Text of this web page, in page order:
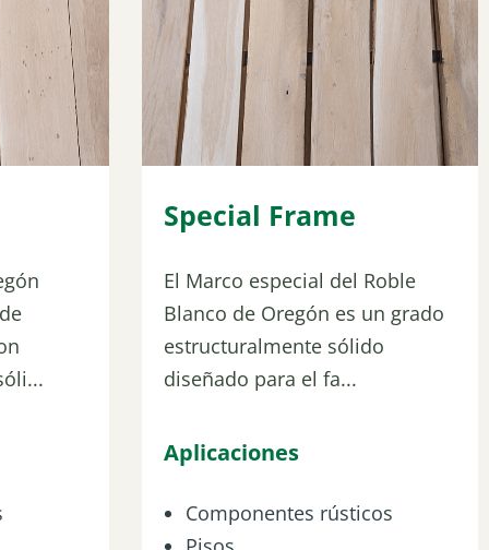
Special Frame
El Marco especial del Roble
Blanco de Oregón es un grado
estructuralmente sólido
diseñado para el fa...
Aplicaciones
Componentes rústicos